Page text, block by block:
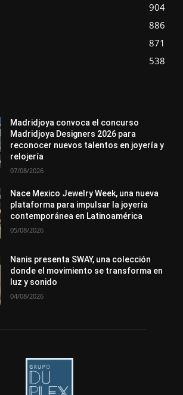
904
886
871
538
Novedades Opiniones
Perspectiva
Secciones Sin categoría
Más
Madridjoya convoca el concurso
Madridjoya Designers 2026 para
reconocer nuevos talentos en joyería y
relojería
07/08/2026
Nace Mexico Jewelry Week, una nueva
plataforma para impulsar la joyería
contemporánea en Latinoamérica
05/08/2026
Nanis presenta SWAY, una colección
donde el movimiento se transforma en
luz y sonido
04/08/2026